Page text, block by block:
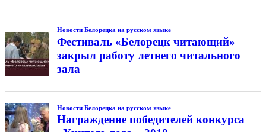
Новости Белорецка на русском языке
Фестиваль «Белорецк читающий»
закрыл работу летнего читального
зала
Новости Белорецка на русском языке
Награждение победителей конкурса